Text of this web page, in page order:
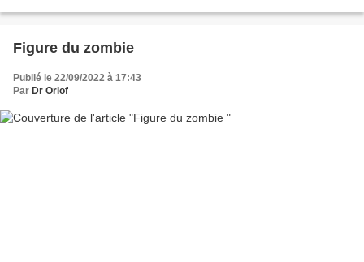
Figure du zombie
Publié le 22/09/2022 à 17:43
Par Dr Orlof